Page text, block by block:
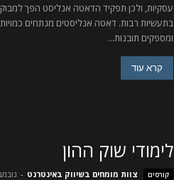
עסקיות, ולכן תפקיד הדאטה אנליסט הפך
בתעשיות רבות. דאטה אנליסטים מנתחים
ומספקים תובנות...
קרא עוד
לימודי שוק ההון
קורסים צוות מומחים בשיווק באינטרנט - נובמבר